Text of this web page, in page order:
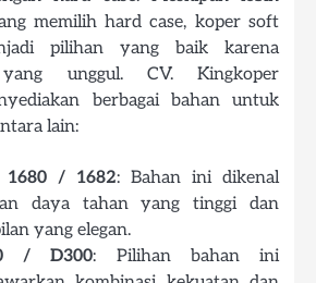
memilih hard case, koper soft
pilihan yang baik karena
yang unggul. CV. Kingkoper
berbagai bahan untuk
lain:
1680 / 1682: Bahan ini dikenal
daya tahan yang tinggi dan
yang elegan.
/ D300: Pilihan bahan ini